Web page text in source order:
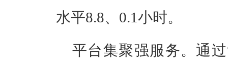
水平8.8、0.1小时。
平台集聚强服务。通